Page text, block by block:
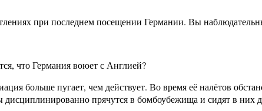
при последнем посещении Германии. Вы
что Германия воюет с Англией?
больше пугает, чем действует. Во время её налётов
прячутся в бомбоубежища и сидят в них